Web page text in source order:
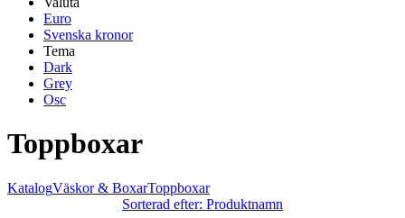
Euro
Svenska kronor
Tema
Dark
Grey
Osc
Toppboxar
KatalogVäskor & BoxarToppboxar
Sorterad efter: Produktnamn